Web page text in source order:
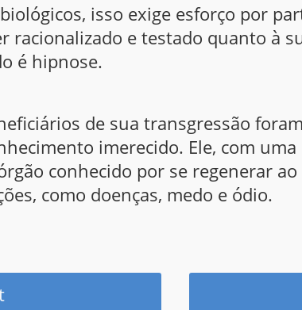
isso exige esforço por
racionalizado e testado quanto à
é hipnose.
de sua transgressão
imerecido. Ele, com
conhecido por se regenerar
como doenças, medo e ódio.